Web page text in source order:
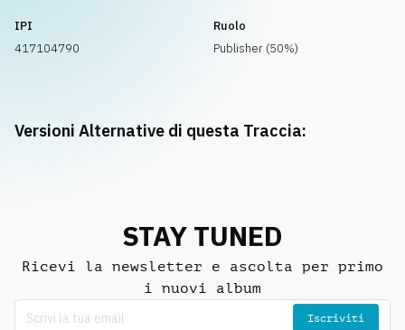
IPI
417104790
Ruolo
Publisher (50%)
Versioni Alternative di questa Traccia:
STAY TUNED
Ricevi la newsletter e ascolta per primo
i nuovi album
Iscriviti